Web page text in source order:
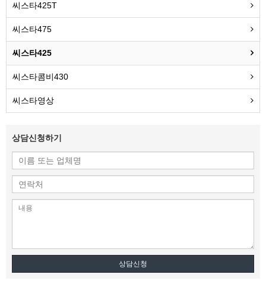
씨스타425T
씨스타475
씨스타425
씨스타콤비430
씨스타영상
상담신청하기
상담신청